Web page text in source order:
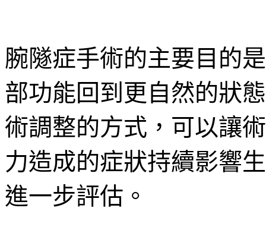
腕隧症手術的主要目的
部功能回到更自然的狀
術調整的方式，可以讓
力造成的症狀持續影響
進一步評估。